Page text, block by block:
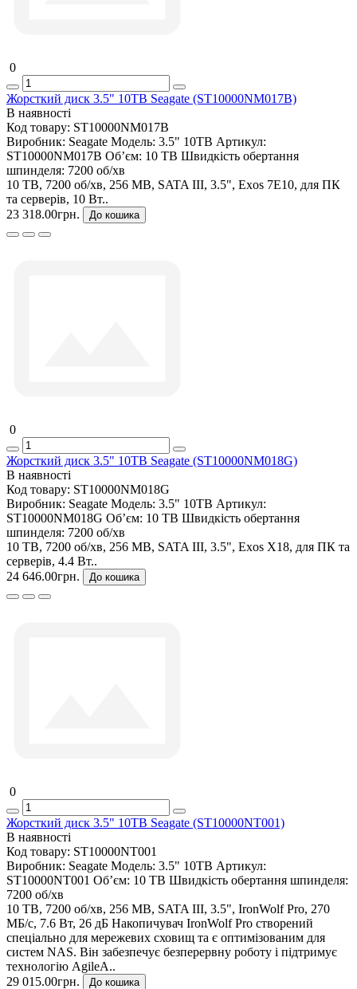
0
Жорсткий диск 3.5" 10TB Seagate (ST10000NM017B)
В наявності
Код товару: ST10000NM017B
Виробник: Seagate Модель: 3.5" 10TB Артикул:
ST10000NM017B Об’єм: 10 TB Швидкість обертання
шпинделя: 7200 об/хв
10 TB, 7200 об/хв, 256 MB, SATA III, 3.5", Exos 7E10, для ПК
та серверів, 10 Вт..
23 318.00грн.
До кошика
0
Жорсткий диск 3.5" 10TB Seagate (ST10000NM018G)
В наявності
Код товару: ST10000NM018G
Виробник: Seagate Модель: 3.5" 10TB Артикул:
ST10000NM018G Об’єм: 10 TB Швидкість обертання
шпинделя: 7200 об/хв
10 TB, 7200 об/хв, 256 MB, SATA III, 3.5", Exos X18, для ПК та
серверів, 4.4 Вт..
24 646.00грн.
До кошика
0
Жорсткий диск 3.5" 10TB Seagate (ST10000NT001)
В наявності
Код товару: ST10000NT001
Виробник: Seagate Модель: 3.5" 10TB Артикул:
ST10000NT001 Об’єм: 10 TB Швидкість обертання шпинделя:
7200 об/хв
10 TB, 7200 об/хв, 256 MB, SATA III, 3.5", IronWolf Pro, 270
МБ/с, 7.6 Вт, 26 дБ Накопичувач IronWolf Pro створений
спеціально для мережевих сховищ та є оптимізованим для
систем NAS. Він забезпечує безперервну роботу і підтримує
технологію AgileA..
29 015.00грн.
До кошика